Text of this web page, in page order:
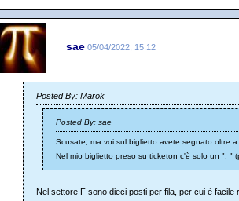
sae 05/04/2022, 15:12
Posted By: Marok
Posted By: sae
Scusate, ma voi sul biglietto avete segnato oltre
Nel mio biglietto preso su ticketon c'è solo un ". "
Nel settore F sono dieci posti per fila, per cui è facile